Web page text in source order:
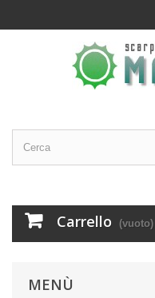
Carrello (vuoto)
MENÙ